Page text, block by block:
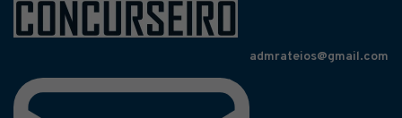
admrateios@gmail.com